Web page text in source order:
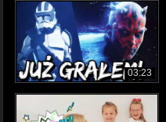
03:23